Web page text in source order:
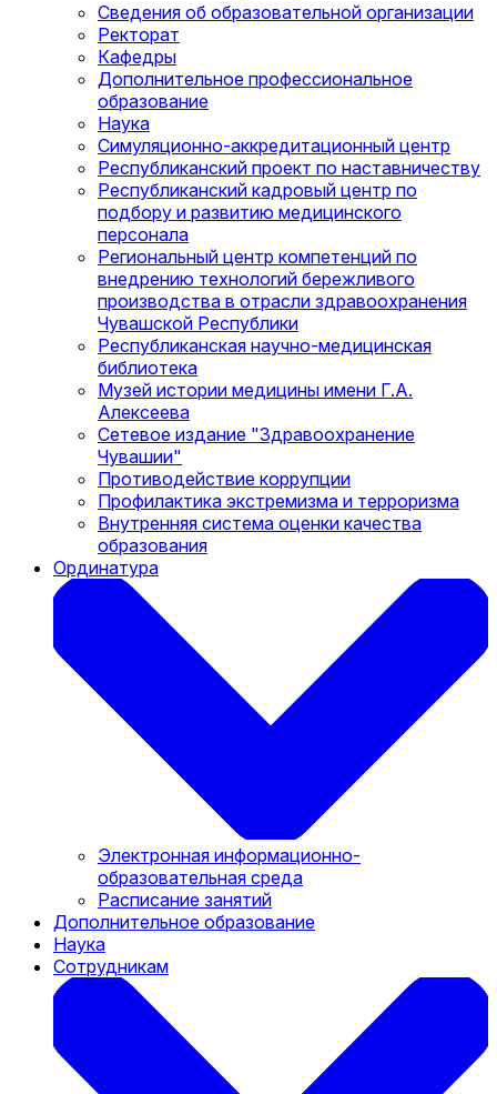
Сведения об образовательной организации
Ректорат
Кафедры
Дополнительное профессиональное
образование
Наука
Симуляционно-аккредитационный центр
Республиканский проект по наставничеству
Республиканский кадровый центр по
подбору и развитию медицинского
персонала
Региональный центр компетенций по
внедрению технологий бережливого
производства в отрасли здравоохранения
Чувашской Республики
Республиканская научно-медицинская
библиотека
Музей истории медицины имени Г.А.
Алексеева
Сетевое издание "Здравоохранение
Чувашии"
Противодействие коррупции
Профилактика экстремизма и терроризма
Внутренняя система оценки качества
образования
Ординатура
Электронная информационно-
образовательная среда
Расписание занятий
Дополнительное образование
Наука
Сотрудникам